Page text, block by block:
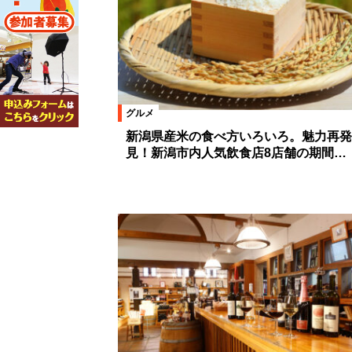
グルメ
新潟県産米の食べ方いろいろ。魅力再発
見！新潟市内人気飲食店8店舗の期間…